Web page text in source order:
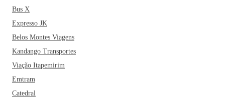
Bus X
Expresso JK
Belos Montes Viagens
Kandango Transportes
Viação Itapemirim
Emtram
Catedral